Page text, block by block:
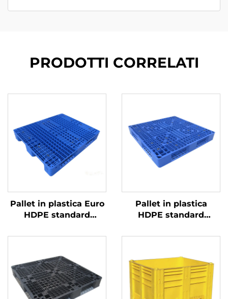
PRODOTTI CORRELATI
Pallet in plastica Euro
HDPE standard
1210, per logistica,
Pallet in plastica
HDPE standard
mm, griglia 1111,
mettere sugli scaffali e
uso piano in fabbrica e
supermercati.